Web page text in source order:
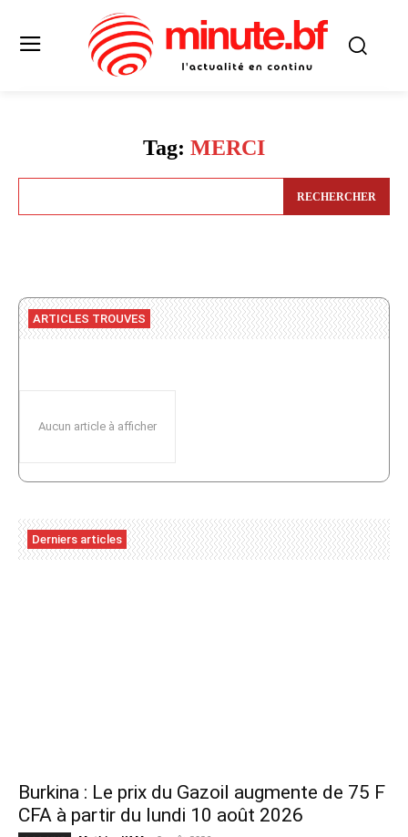
Tag: MERCI
RECHERCHER
ARTICLES TROUVES
Aucun article à afficher
Derniers articles
Burkina : Le prix du Gazoil augmente de 75 F
CFA à partir du lundi 10 août 2026